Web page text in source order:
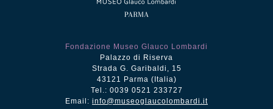
Fondazione Museo Glauco Lombardi
Palazzo di Riserva
Strada G. Garibaldi, 15
43121 Parma (Italia)
Tel.: 0039 0521 233727
Email: info@museoglaucolombardi.it